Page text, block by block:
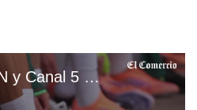
TV Azteca 7, TUDN y Canal 5 EN VIVO GRATIS — ver partido México vs. Sudáfrica por TV abierta y Fútbol Online | VIDEO